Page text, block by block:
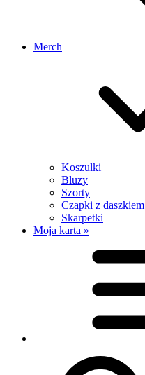
Merch
Koszulki
Bluzy
Szorty
Czapki z daszkiem
Skarpetki
Moja karta »